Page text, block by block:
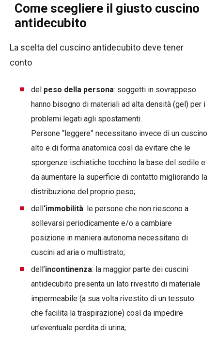
Come scegliere il giusto cuscino
antidecubito
La scelta del cuscino antidecubito deve tener
conto
del peso della persona: soggetti in sovrappeso
hanno bisogno di materiali ad alta densità (gel) per i
problemi legati agli spostamenti.
Persone “leggere” necessitano invece di un cuscino
alto e di forma anatomica così da evitare che le
sporgenze ischiatiche tocchino la base del sedile e
da aumentare la superficie di contatto migliorando la
distribuzione del proprio peso;
dell‘immobilità: le persone che non riescono a
sollevarsi periodicamente e/o a cambiare
posizione in maniera autonoma necessitano di
cuscini ad aria o multistrato;
dell’incontinenza: la maggior parte dei cuscini
antidecubito presenta un lato rivestito di materiale
impermeabile (a sua volta rivestito di un tessuto
che facilita la traspirazione) così da impedire
un’eventuale perdita di urina;